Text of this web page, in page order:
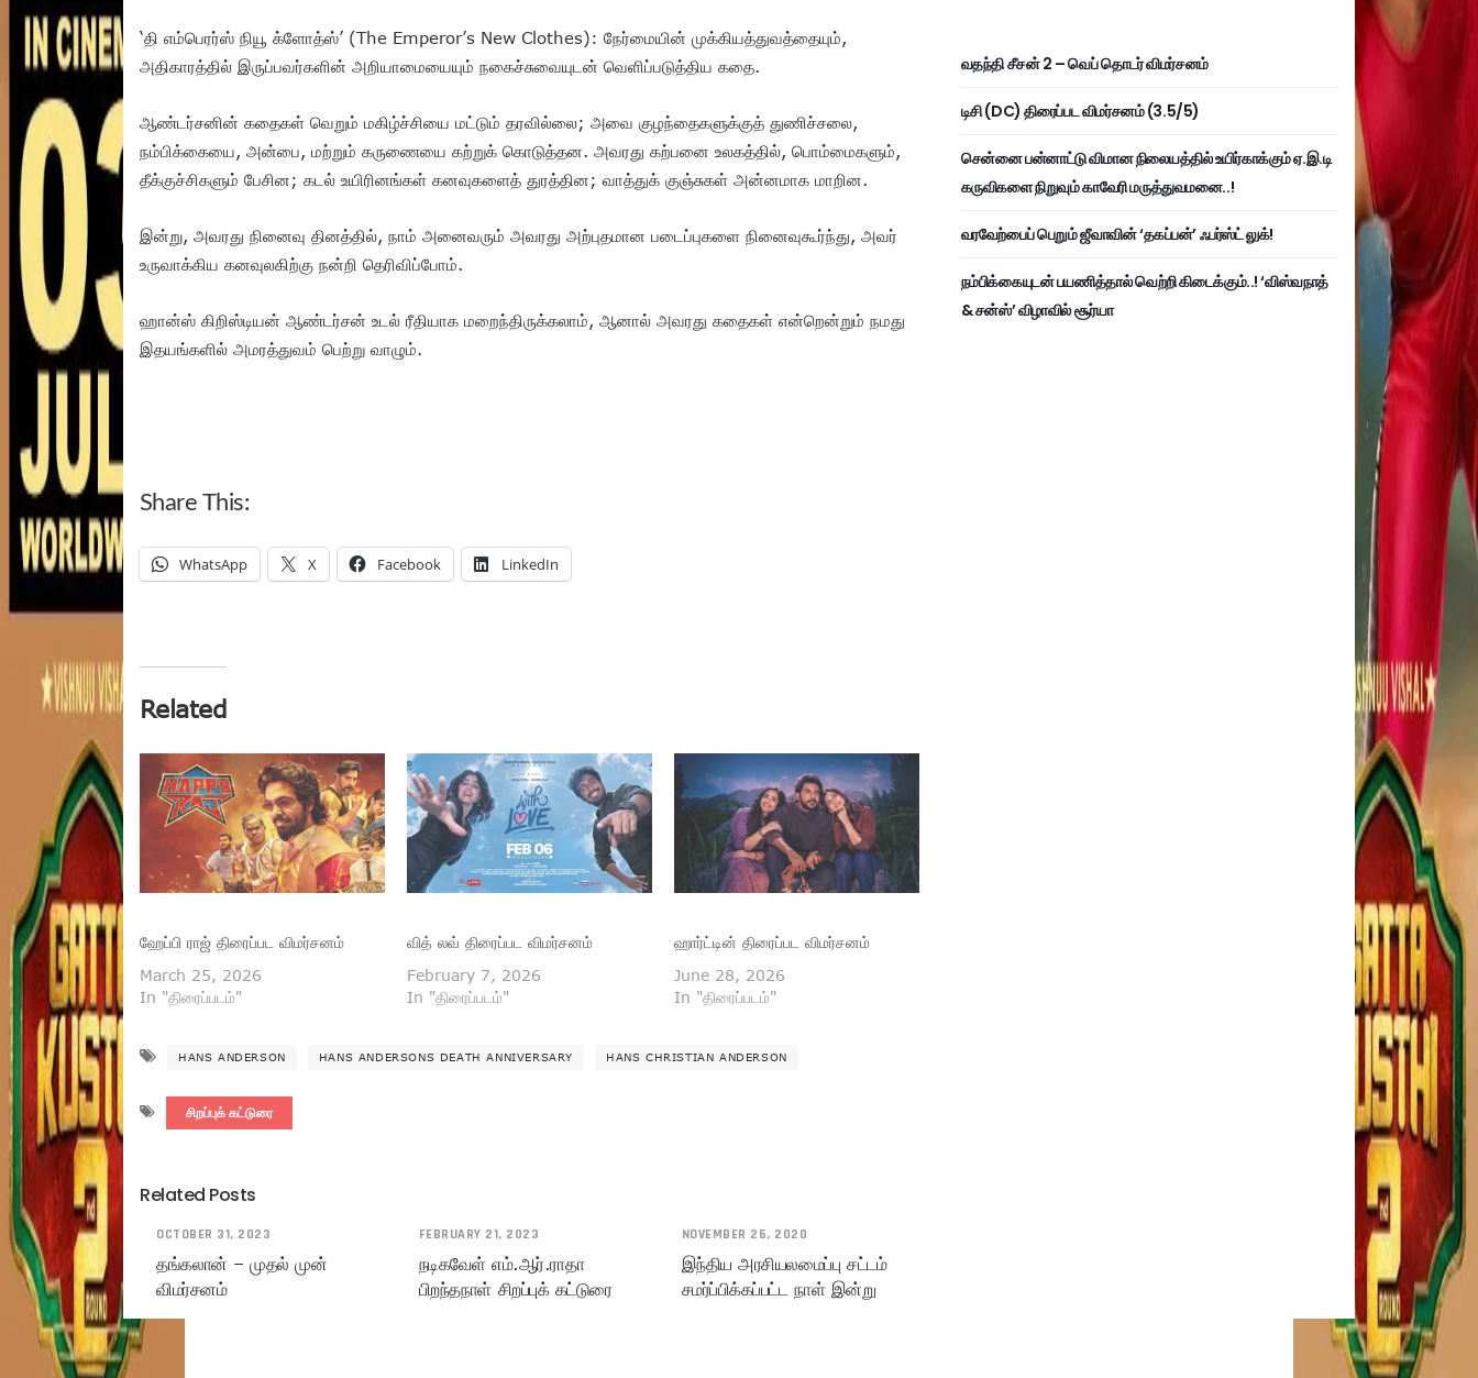
‘தி எம்பெரர்ஸ் நியூ க்ளோத்ஸ்’ (The Emperor’s New Clothes): நேர்மையின் முக்கியத்துவத்தையும்,
அதிகாரத்தில் இருப்பவர்களின் அறியாமையையும் நகைச்சுவையுடன் வெளிப்படுத்திய கதை.
ஆண்டர்சனின் கதைகள் வெறும் மகிழ்ச்சியை மட்டும் தரவில்லை; அவை குழந்தைகளுக்குத் துணிச்சலை,
நம்பிக்கையை, அன்பை, மற்றும் கருணையை கற்றுக் கொடுத்தன. அவரது கற்பனை உலகத்தில், பொம்மைகளும்,
தீக்குச்சிகளும் பேசின; கடல் உயிரினங்கள் கனவுகளைத் துரத்தின; வாத்துக் குஞ்சுகள் அன்னமாக மாறின.
இன்று, அவரது நினைவு தினத்தில், நாம் அனைவரும் அவரது அற்புதமான படைப்புகளை நினைவுகூர்ந்து, அவர்
உருவாக்கிய கனவுலகிற்கு நன்றி தெரிவிப்போம்.
ஹான்ஸ் கிறிஸ்டியன் ஆண்டர்சன் உடல் ரீதியாக மறைந்திருக்கலாம், ஆனால் அவரது கதைகள் என்றென்றும் நமது
இதயங்களில் அமரத்துவம் பெற்று வாழும்.
Share This:
WhatsApp X Facebook LinkedIn
Related
ஹேப்பி ராஜ் திரைப்பட விமர்சனம்
March 25, 2026
In "திரைப்படம்"
வித் லவ் திரைப்பட விமர்சனம்
February 7, 2026
In "திரைப்படம்"
ஹார்ட்டின் திரைப்பட விமர்சனம்
June 28, 2026
In "திரைப்படம்"
HANS ANDERSON HANS ANDERSONS DEATH ANNIVERSARY HANS CHRISTIAN ANDERSON
சிறப்புக் கட்டுரை
Related Posts
OCTOBER 31, 2023
தங்கலான் – முதல் முன்
விமர்சனம்
FEBRUARY 21, 2023
நடிகவேள் எம்.ஆர்.ராதா
பிறந்தநாள் சிறப்புக் கட்டுரை
NOVEMBER 26, 2020
இந்திய அரசியலமைப்பு சட்டம்
சமர்ப்பிக்கப்பட்ட நாள் இன்று
வதந்தி சீசன் 2 – வெப் தொடர் விமர்சனம்
டிசி (DC) திரைப்பட விமர்சனம் (3.5/5)
சென்னை பன்னாட்டு விமான நிலையத்தில் உயிர்காக்கும் ஏ.இ.டி
கருவிகளை நிறுவும் காவேரி மருத்துவமனை..!
வரவேற்பைப் பெறும் ஜீவாவின் ‘தகப்பன்’ ஃபர்ஸ்ட் லுக்!
நம்பிக்கையுடன் பயணித்தால் வெற்றி கிடைக்கும்..! ‘விஸ்வநாத்
& சன்ஸ்’ விழாவில் சூர்யா